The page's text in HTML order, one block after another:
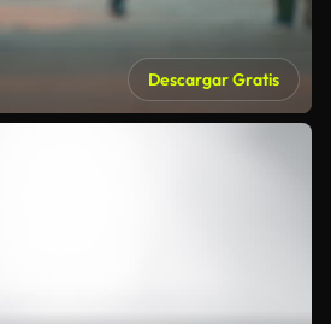
Descargar Gratis